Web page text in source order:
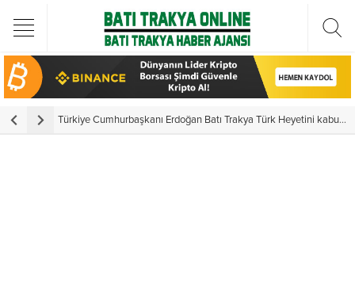
Türkiye Cumhurbaşkanı Erdoğan Batı Trakya Türk Heyetini kabul etti